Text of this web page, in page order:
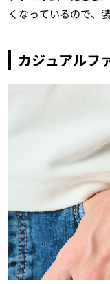
くなっているので、
カジュアルフ